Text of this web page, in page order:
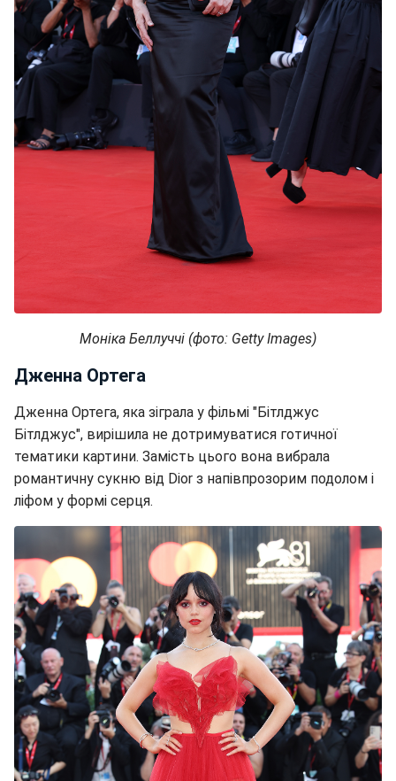
Моніка Беллуччі (фото: Getty Images)
Дженна Ортега
Дженна Ортега, яка зіграла у фільмі "Бітлджус
Бітлджус", вирішила не дотримуватися готичної
тематики картини. Замість цього вона вибрала
романтичну сукню від Dior з напівпрозорим подолом і
ліфом у формі серця.